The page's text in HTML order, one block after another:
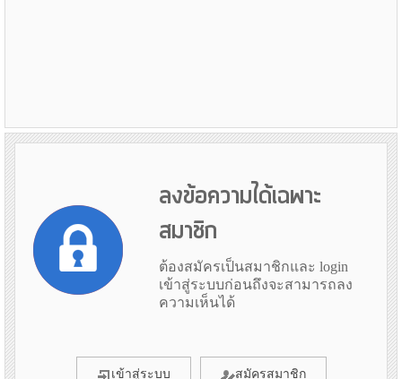
ลงข้อความได้เฉพาะ
สมาชิก
ต้องสมัครเป็นสมาชิกและ login
เข้าสู่ระบบก่อนถึงจะสามารถลง
ความเห็นได้
เข้าสู่ระบบ สมัครสมาชิก